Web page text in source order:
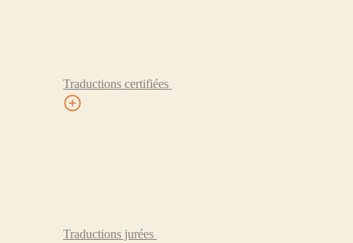
Traductions certifiées
Traductions jurées